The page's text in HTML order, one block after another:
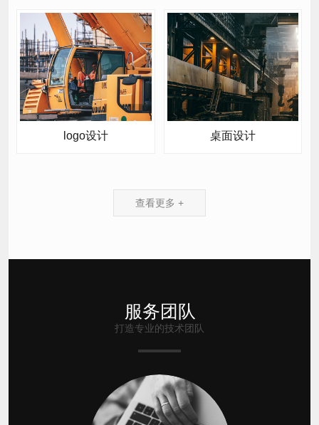
logo设计 桌面设计
查看更多 +
服务团队
打造专业的技术团队